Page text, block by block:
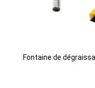
Fontaine de